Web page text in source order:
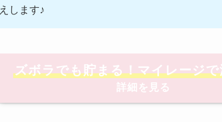
えします♪
ズボラでも貯まる！マイレージで
詳細を見る